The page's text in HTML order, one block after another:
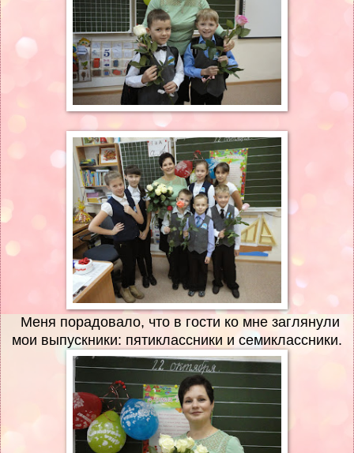
Меня порадовало, что в гости ко мне заглянули
мои выпускники: пятиклассники и семиклассники.